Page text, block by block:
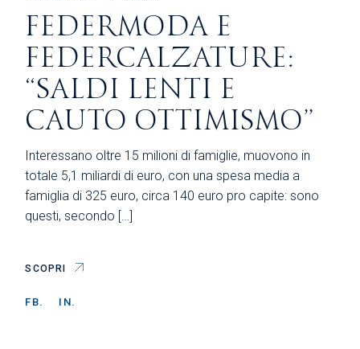
FEDERMODA E
FEDERCALZATURE:
“SALDI LENTI E
CAUTO OTTIMISMO”
Interessano oltre 15 milioni di famiglie, muovono in
totale 5,1 miliardi di euro, con una spesa media a
famiglia di 325 euro, circa 140 euro pro capite: sono
questi, secondo […]
SCOPRI
FB. IN.